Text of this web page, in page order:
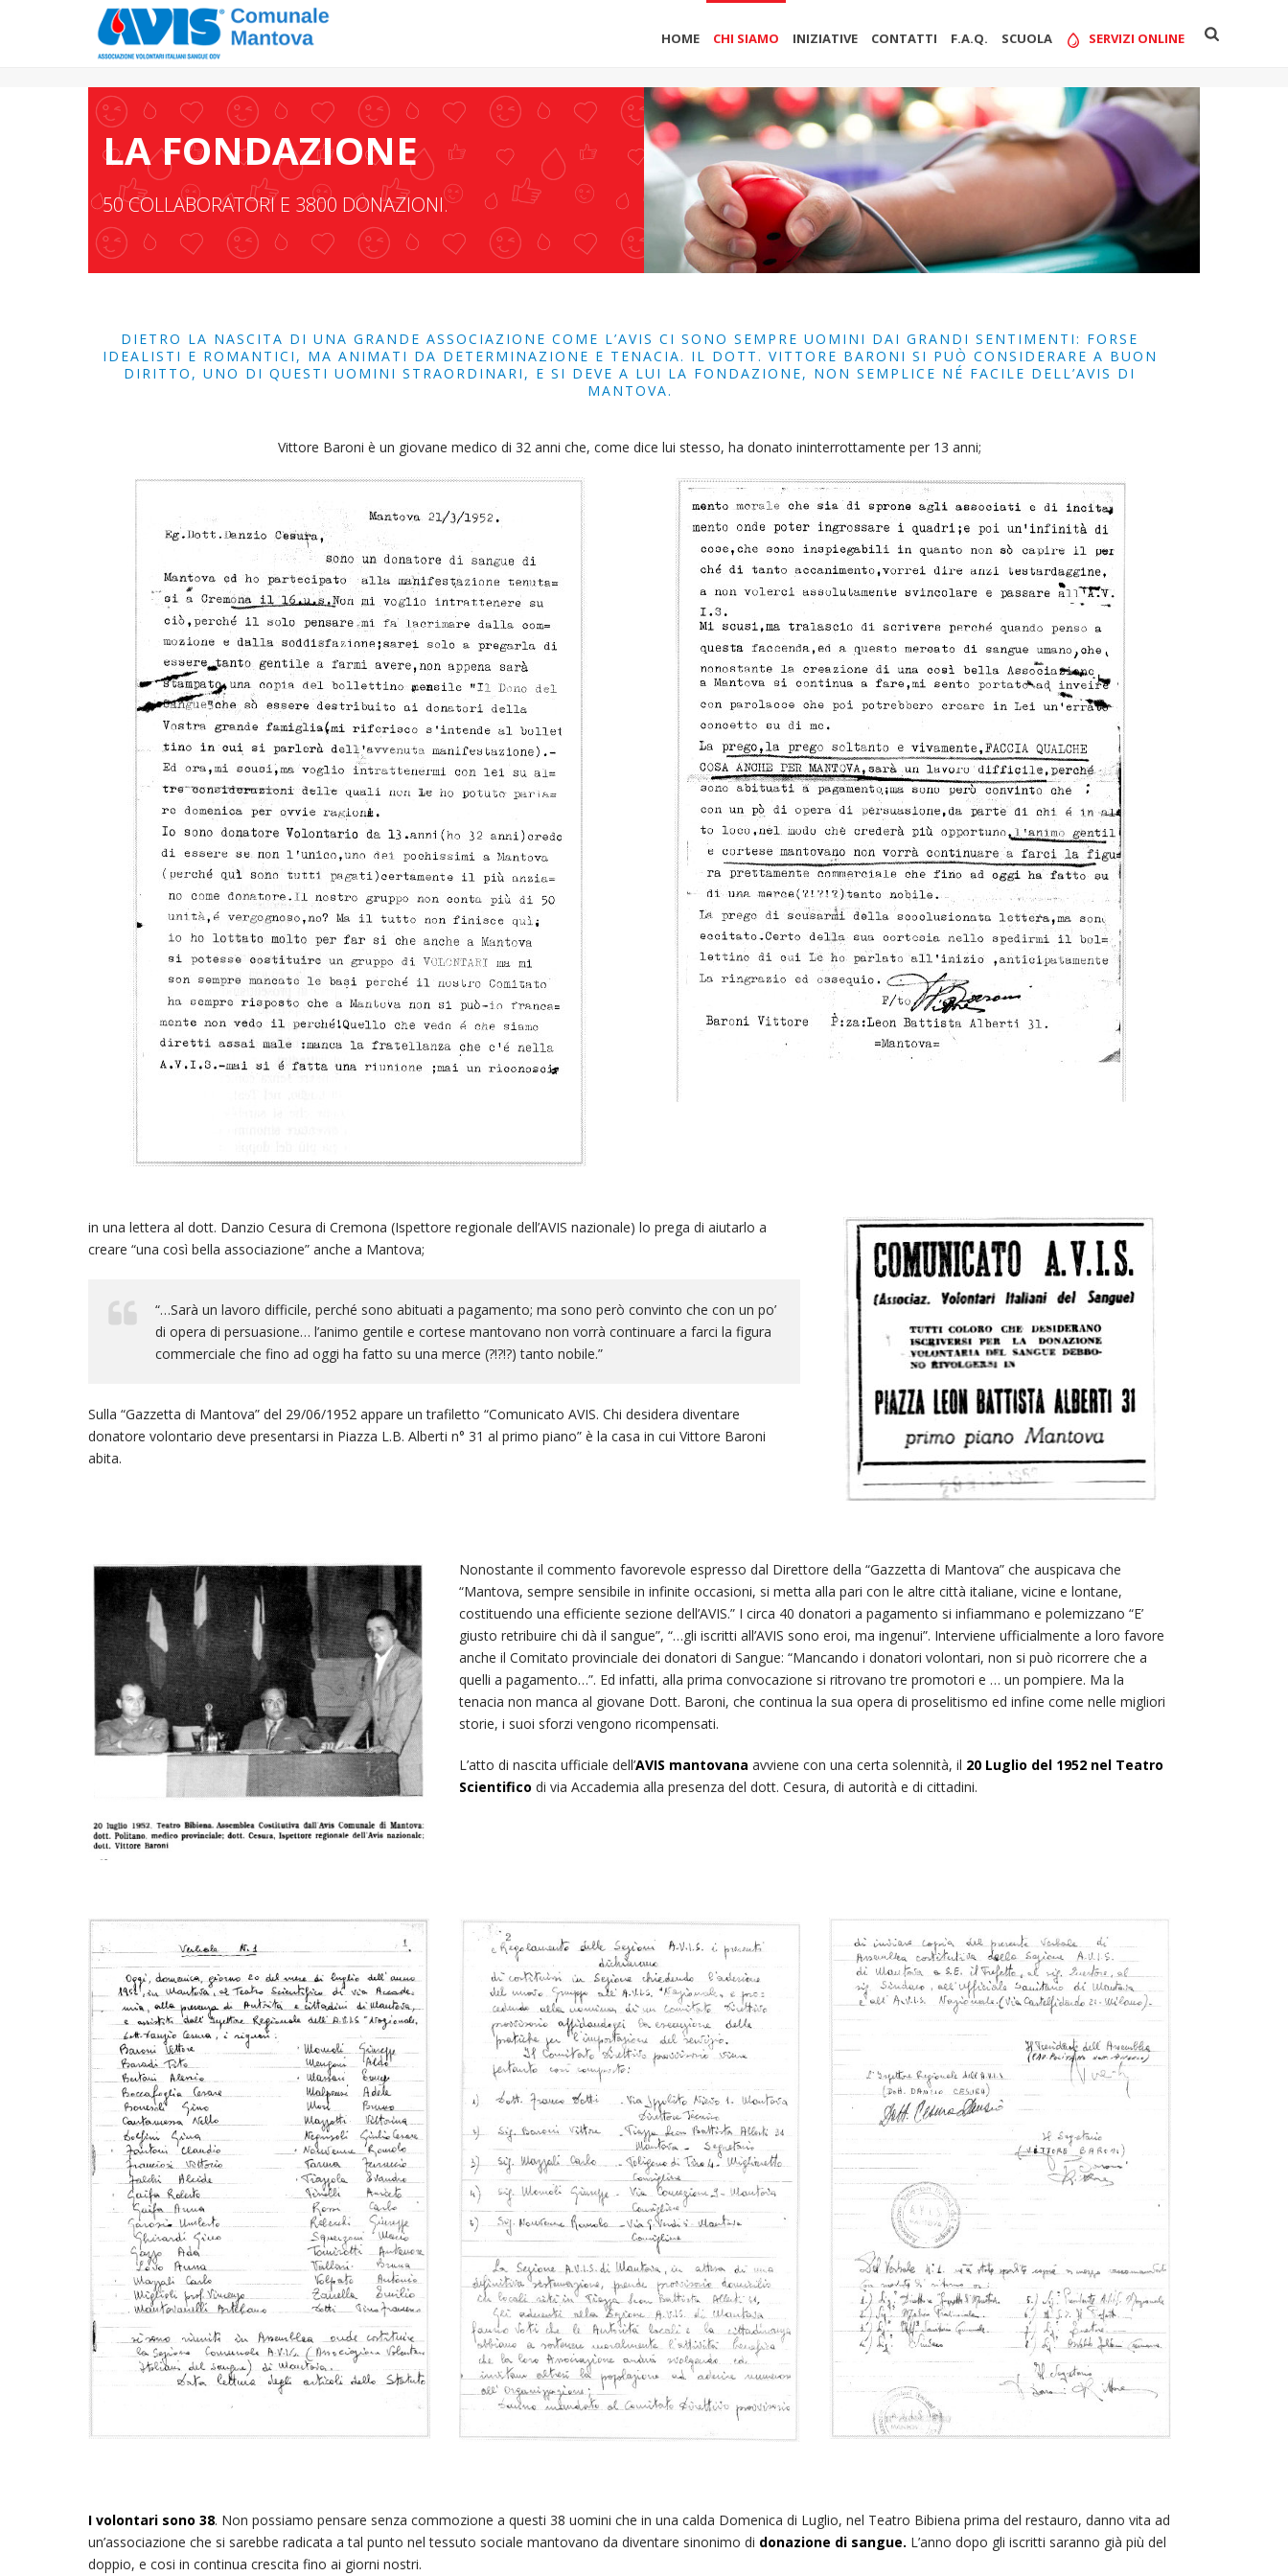
HOME CHI SIAMO INIZIATIVE CONTATTI F.A.Q. SCUOLA SERVIZI ONLINE
LA FONDAZIONE
50 COLLABORATORI E 3800 DONAZIONI.
DIETRO LA NASCITA DI UNA GRANDE ASSOCIAZIONE COME L’AVIS CI SONO SEMPRE UOMINI DAI GRANDI SENTIMENTI: FORSE
IDEALISTI E ROMANTICI, MA ANIMATI DA DETERMINAZIONE E TENACIA. IL DOTT. VITTORE BARONI SI PUÒ CONSIDERARE A BUON
DIRITTO, UNO DI QUESTI UOMINI STRAORDINARI, E SI DEVE A LUI LA FONDAZIONE, NON SEMPLICE NÉ FACILE DELL’AVIS DI
MANTOVA.
Vittore Baroni è un giovane medico di 32 anni che, come dice lui stesso, ha donato ininterrottamente per 13 anni;
in una lettera al dott. Danzio Cesura di Cremona (Ispettore regionale dell’AVIS nazionale) lo prega di aiutarlo a
creare “una così bella associazione” anche a Mantova;
“…Sarà un lavoro difficile, perché sono abituati a pagamento; ma sono però convinto che con un po’
di opera di persuasione… l’animo gentile e cortese mantovano non vorrà continuare a farci la figura
commerciale che fino ad oggi ha fatto su una merce (?!?!?) tanto nobile.”
Sulla “Gazzetta di Mantova” del 29/06/1952 appare un trafiletto “Comunicato AVIS. Chi desidera diventare
donatore volontario deve presentarsi in Piazza L.B. Alberti n° 31 al primo piano” è la casa in cui Vittore Baroni
abita.
Nonostante il commento favorevole espresso dal Direttore della “Gazzetta di Mantova” che auspicava che
“Mantova, sempre sensibile in infinite occasioni, si metta alla pari con le altre città italiane, vicine e lontane,
costituendo una efficiente sezione dell’AVIS.” I circa 40 donatori a pagamento si infiammano e polemizzano “E’
giusto retribuire chi dà il sangue”, “…gli iscritti all’AVIS sono eroi, ma ingenui”. Interviene ufficialmente a loro favore
anche il Comitato provinciale dei donatori di Sangue: “Mancando i donatori volontari, non si può ricorrere che a
quelli a pagamento…”. Ed infatti, alla prima convocazione si ritrovano tre promotori e … un pompiere. Ma la
tenacia non manca al giovane Dott. Baroni, che continua la sua opera di proselitismo ed infine come nelle migliori
storie, i suoi sforzi vengono ricompensati.
L’atto di nascita ufficiale dell’AVIS mantovana avviene con una certa solennità, il 20 Luglio del 1952 nel Teatro
Scientifico di via Accademia alla presenza del dott. Cesura, di autorità e di cittadini.
I volontari sono 38. Non possiamo pensare senza commozione a questi 38 uomini che in una calda Domenica di Luglio, nel Teatro Bibiena prima del restauro, danno vita ad
un’associazione che si sarebbe radicata a tal punto nel tessuto sociale mantovano da diventare sinonimo di donazione di sangue. L’anno dopo gli iscritti saranno già più del
doppio, e cosi in continua crescita fino ai giorni nostri.